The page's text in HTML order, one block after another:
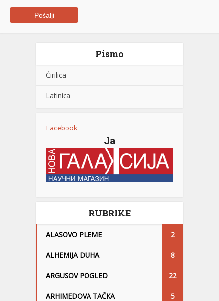
Pismo
Ćirilica
Latinica
Facebook
Ja
RUBRIKE
ALASOVO PLEME 2
ALHEMIJA DUHA 8
ARGUSOV POGLED 22
ARHIMEDOVA TAČKA 5